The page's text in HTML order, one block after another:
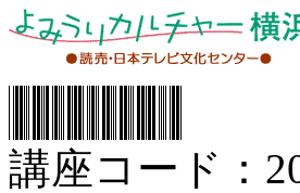
講座コード：